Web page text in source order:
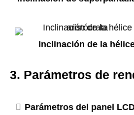
Inclinación de la
3. Parámetros de
Parámetros del panel